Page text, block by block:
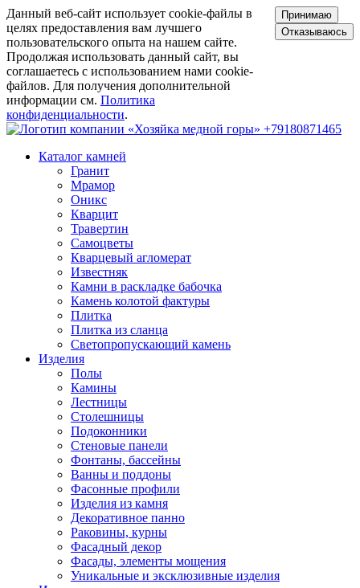
Данный веб-сайт использует cookie-файлы в
целях предоставления вам лучшего
пользовательского опыта на нашем сайте.
Продолжая использовать данный сайт, вы
соглашаетесь с использованием нами cookie-
файлов. Для получения дополнительной
информации см. Политика
конфиденциальности.
Принимаю
Отказываюсь
+79180871465
Каталог камней
Гранит
Мрамор
Оникс
Кварцит
Травертин
Самоцветы
Кварцевый агломерат
Известняк
Камни в раскладке бабочка
Камень колотой фактуры
Плитка
Плитка из сланца
Светопропускающий камень
Изделия
Полы
Камины
Лестницы
Столешницы
Подоконники
Стеновые панели
Фонтаны, бассейны
Ванны и поддоны
Фасонные профили
Изделия из камня
Декоративное панно
Раковины, курны
Фасадный декор
Фасады, элементы мощения
Уникальные и эксклюзивные изделия